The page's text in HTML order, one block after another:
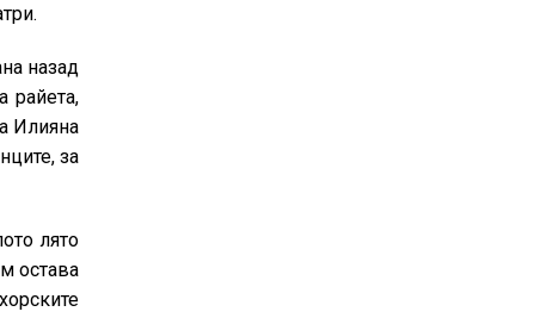
назад
райета,
Илияна
за
лято
остава